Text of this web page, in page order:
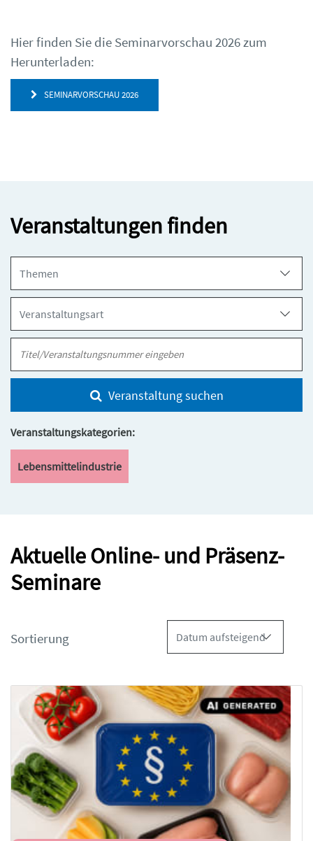
Hier finden Sie die Seminarvorschau 2026 zum
Herunterladen:
SEMINARVORSCHAU 2026
Veranstaltungen finden
Veranstaltung suchen
Veranstaltungskategorien:
Lebensmittelindustrie
Aktuelle Online- und Präsenz-
Seminare
Sortierung